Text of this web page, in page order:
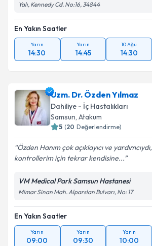
Yalı, Kennedy Cd. No:16, 34844
En Yakın Saatler
Yarın
14:30
Yarın
14:45
10 Ağu
14:30
Uzm. Dr. Özden Yılmaz
Dahiliye - İç Hastalıkları
Samsun, Atakum
5 (20 Değerlendirme)
Özden Hanım çok açıklayıcı ve yardımcıydı,
kontrollerim için tekrar kendisine...
VM Medical Park Samsun Hastanesi
Mimar Sinan Mah. Alparslan Bulvarı, No: 17
En Yakın Saatler
Yarın
09:00
Yarın
09:30
Yarın
10:00